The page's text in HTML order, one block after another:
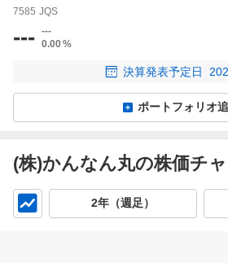
7585 JQS
--- ---
0.00%
決算発表予定日
ポートフォリオ
(株)かんなん丸の株価チャ
2年（週足）